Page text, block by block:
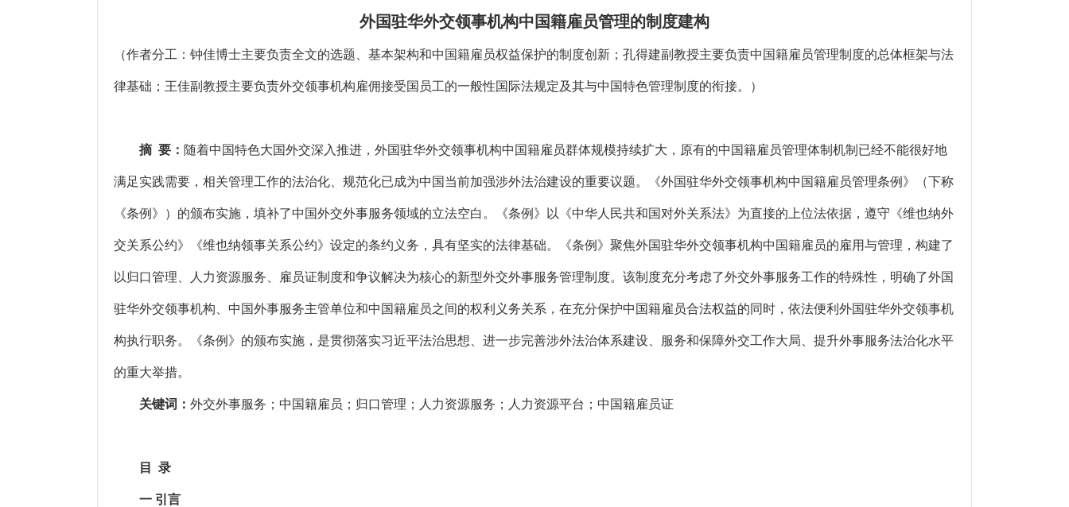
外国驻华外交领事机构中国籍雇员管理的制度建构
（作者分工：钟佳博士主要负责全文的选题、基本架构和中国籍雇员权益保护的制度创新；孔得建副教授主要负责中国籍雇员管理制度的总体框架与法
律基础；王佳副教授主要负责外交领事机构雇佣接受国员工的一般性国际法规定及其与中国特色管理制度的衔接。）
摘 要： 随着中国特色大国外交深入推进，外国驻华外交领事机构中国籍雇员群体规模持续扩大，原有的中国籍雇员管理体制机制已经不能很好地
满足实践需要，相关管理工作的法治化、规范化已成为中国当前加强涉外法治建设的重要议题。《外国驻华外交领事机构中国籍雇员管理条例》（下称
《条例》）的颁布实施，填补了中国外交外事服务领域的立法空白。《条例》以《中华人民共和国对外关系法》为直接的上位法依据，遵守《维也纳外
交关系公约》《维也纳领事关系公约》设定的条约义务，具有坚实的法律基础。《条例》聚焦外国驻华外交领事机构中国籍雇员的雇用与管理，构建了
以归口管理、人力资源服务、雇员证制度和争议解决为核心的新型外交外事服务管理制度。该制度充分考虑了外交外事服务工作的特殊性，明确了外国
驻华外交领事机构、中国外事服务主管单位和中国籍雇员之间的权利义务关系，在充分保护中国籍雇员合法权益的同时，依法便利外国驻华外交领事机
构执行职务。《条例》的颁布实施，是贯彻落实习近平法治思想、进一步完善涉外法治体系建设、服务和保障外交工作大局、提升外事服务法治化水平
的重大举措。
关键词： 外交外事服务；中国籍雇员；归口管理；人力资源服务；人力资源平台；中国籍雇员证
目 录
一 引言